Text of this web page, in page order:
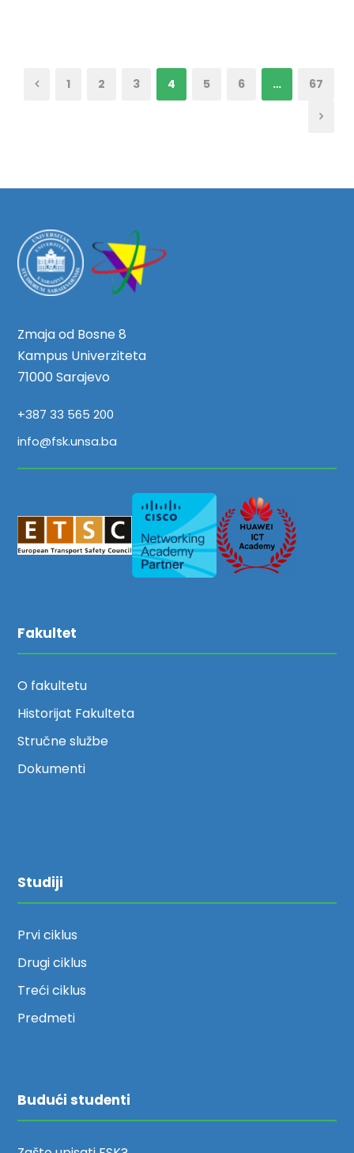
1 2 3 4 5 6 … 67
Zmaja od Bosne 8
Kampus Univerziteta
71000 Sarajevo
+387 33 565 200
info@fsk.unsa.ba
Fakultet
O fakultetu
Historijat Fakulteta
Stručne službe
Dokumenti
Studiji
Prvi ciklus
Drugi ciklus
Treći ciklus
Predmeti
Budući studenti